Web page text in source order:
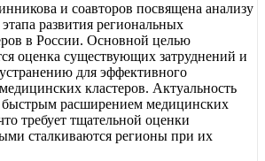
и соавторов посвящена анализу
развития региональных
в России. Основной целью
оценка существующих затруднений и
для эффективного
кластеров. Актуальность
быстрым расширением медицинских
требует тщательной оценки
сталкиваются регионы при их